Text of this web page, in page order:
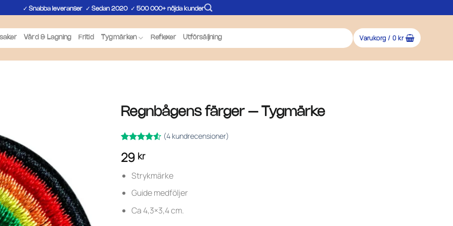
✓ Snabba leveranser✓ Sedan 2020✓ 500 000+ nöjda kunder
Vård & Lagning Fritid Tygmärken Reflexer Utförsäljning Varukorg / 0kr
Regnbågens färger – Tygmärke
4.5av 5
kundrecensioner
(4kundrecensioner)
29 kr
Strykmärke
Guide medföljer
Ca 4,3×3,4 cm.